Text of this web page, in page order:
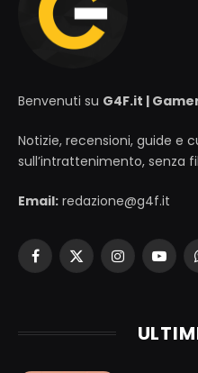
Benvenuti su G4F.it |
Notizie, recensioni, guide e
sull’intrattenimento, senza
Email: redazione@g4f.it
Facebook
X
Instagram